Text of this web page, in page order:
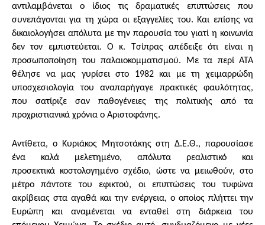
αντιλαμβάνεται ο ίδιος τις δραματικές επιπτώσεις που
συνεπάγονται για τη χώρα οι εξαγγελίες του. Και επίσης να
δικαιολογήσει απόλυτα με την παρουσία του γιατί η κοινωνία
δεν τον εμπιστεύεται. Ο κ. Τσίπρας απέδειξε ότι είναι η
προσωποποίηση του παλαιοκομματισμού. Με τα περί ΑΤΑ
θέλησε να μας γυρίσει στο 1982 και με τη χειμαρρώδη
υποσχεσιολογία του αναπαρήγαγε πρακτικές φαυλότητας,
που σατίριζε σαν παθογένειες της πολιτικής από τα
προχριστιανικά χρόνια ο Αριστοφάνης.
Αντίθετα, ο Κυριάκος Μητσοτάκης στη Δ.Ε.Θ., παρουσίασε
ένα καλά μελετημένο, απόλυτα ρεαλιστικό και
προσεκτικά κοστολογημένο σχέδιο, ώστε να μειωθούν, στο
μέτρο πάντοτε του εφικτού, οι επιπτώσεις του τυφώνα
ακρίβειας στα αγαθά και την ενέργεια, ο οποίος πλήττει την
Ευρώπη και αναμένεται να ενταθεί στη διάρκεια του